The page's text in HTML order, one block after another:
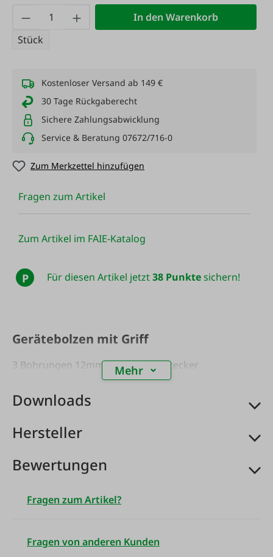
Produkt Anzahl: Gib den gewünschten
Stück
In den Warenkorb
Kostenloser Versand ab 149 €
30 Tage Rückgaberecht
Sichere Zahlungsabwicklung
Service & Beratung 07672/716-0
Zum Merkzettel hinzufügen
Fragen zum Artikel
Zum Artikel im FAIE-Katalog
P Für diesen Artikel jetzt38 Punktesichern!
Gerätebolzen mit Griff
3 Bohrungen 12mm für Klappvorstecker
Mehr
Downloads
Hersteller
Bewertungen
Fragen zum Artikel?
Fragen von anderen Kunden